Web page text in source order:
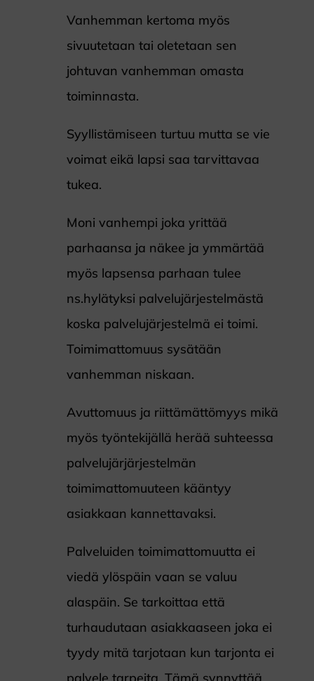
Vanhemman kertoma myös
sivuutetaan tai oletetaan sen
johtuvan vanhemman omasta
toiminnasta.
Syyllistämiseen turtuu mutta se vie
voimat eikä lapsi saa tarvittavaa
tukea.
Moni vanhempi joka yrittää
parhaansa ja näkee ja ymmärtää
myös lapsensa parhaan tulee
ns.hylätyksi palvelujärjestelmästä
koska palvelujärjestelmä ei toimi.
Toimimattomuus sysätään
vanhemman niskaan.
Avuttomuus ja riittämättömyys mikä
myös työntekijällä herää suhteessa
palvelujärjärjestelmän
toimimattomuuteen kääntyy
asiakkaan kannettavaksi.
Palveluiden toimimattomuutta ei
viedä ylöspäin vaan se valuu
alaspäin. Se tarkoittaa että
turhaudutaan asiakkaaseen joka ei
tyydy mitä tarjotaan kun tarjonta ei